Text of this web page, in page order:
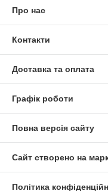
Про нас
Контакти
Доставка та оплата
Графік роботи
Повна версія сайту
Сайт створено на
Політика